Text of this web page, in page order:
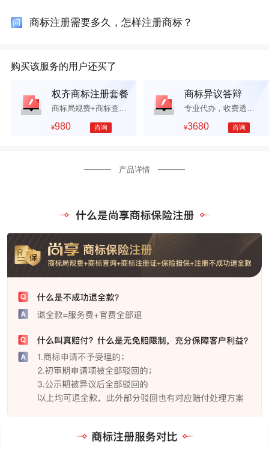
商标注册需要多久，怎样注册商标？
购买该服务的用户还买了
权齐商标注册套餐
商标局规费+商标查询+商标字体设计+商标字体授权证书+商标注册证
¥980 咨询
商标异议答辩
专业代办，收费透明。
¥3680 咨询
产品详情